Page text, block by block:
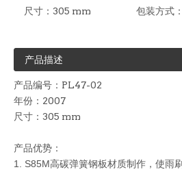
尺寸： 305 mm 包装方式：
产品描述
产品编号：PL47-02
年份：2007
尺寸：305 mm
产品优势：
1. S85M高碳弹簧钢板材质制作，使雨